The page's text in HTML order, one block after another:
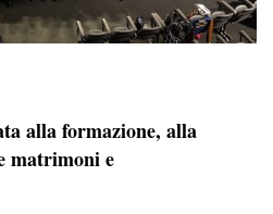
alla formazione, alla
matrimoni e